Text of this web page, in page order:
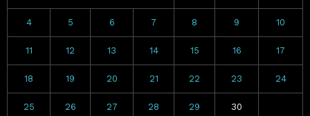
4 5 6 7 8 9 10
11 12 13 14 15 16 17
18 19 20 21 22 23 24
25 26 27 28 29 30